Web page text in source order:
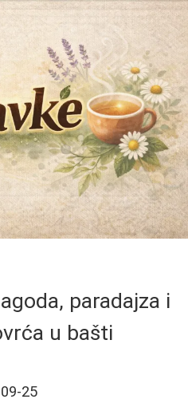
paradajza i
u bašti
25